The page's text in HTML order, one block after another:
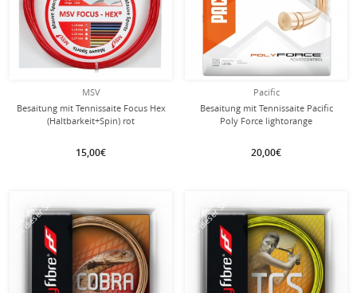
MSV
Besaitung mit Tennissaite Focus Hex
(Haltbarkeit+Spin) rot
15,00€
Pacific
Besaitung mit Tennissaite Pacific
Poly Force lightorange
20,00€
Besaitung
mit dieser Saite Besaitung
mit dieser Saite